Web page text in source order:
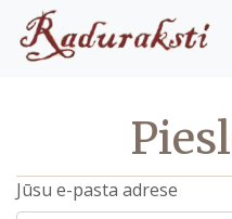
Jūsu e-pasta adrese